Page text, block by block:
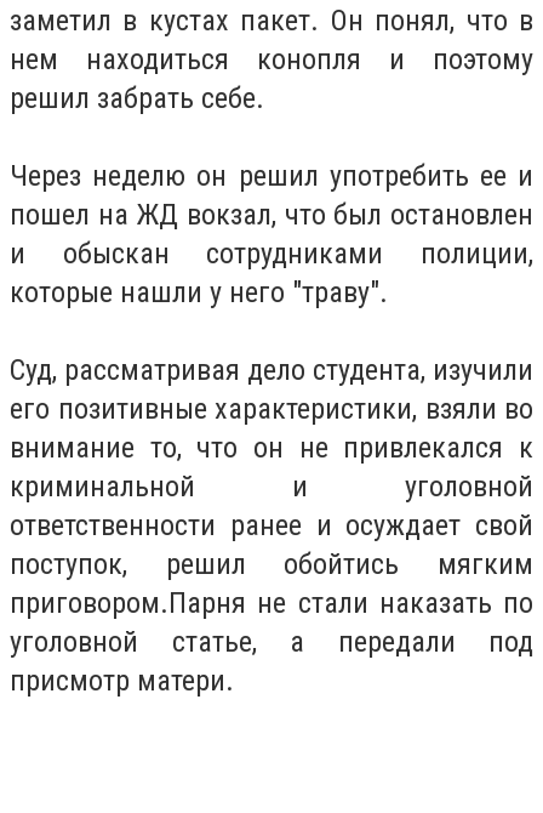
заметил в кустах пакет. Он понял, что в
нем находиться конопля и поэтому
решил забрать себе.
Через неделю он решил употребить ее и
пошел на ЖД вокзал, что был остановлен
и обыскан сотрудниками полиции,
которые нашли у него "траву".
Суд, рассматривая дело студента, изучили
его позитивные характеристики, взяли во
внимание то, что он не привлекался к
криминальной и уголовной
ответственности ранее и осуждает свой
поступок, решил обойтись мягким
приговором.Парня не стали наказать по
уголовной статье, а передали под
присмотр матери.